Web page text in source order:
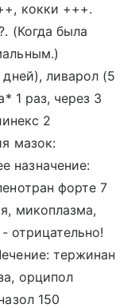
кокки +++.
(Когда была
дней), ливарол (5
1 раз, через 3
2
мазок:
назначение:
форте 7
микоплазма,
отрицательно!
тержинан
орципол
150